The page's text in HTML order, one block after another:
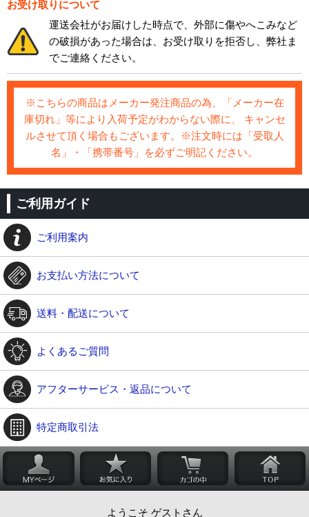
お受け取りについて
運送会社がお届けした時点で、外部に傷やへこみなど
の破損があった場合は、お受け取りを拒否し、弊社ま
でご連絡ください。
※こちらの商品はメーカー発注商品の為、「メーカー在
庫切れ」等により入荷予定がわからない際に、 キャンセ
ルさせて頂く場合もございます。※注文時には「受取人
名」・「携帯番号」を必ずご明記ください。
ご利用ガイド
ご利用案内
お支払い方法について
送料・配送について
よくあるご質問
アフターサービス・返品について
特定商取引法
ようこそ ゲストさん